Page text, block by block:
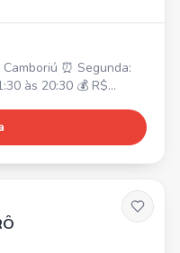
às 20:30 💰 R$
presencial e online,
do salão, cuidado